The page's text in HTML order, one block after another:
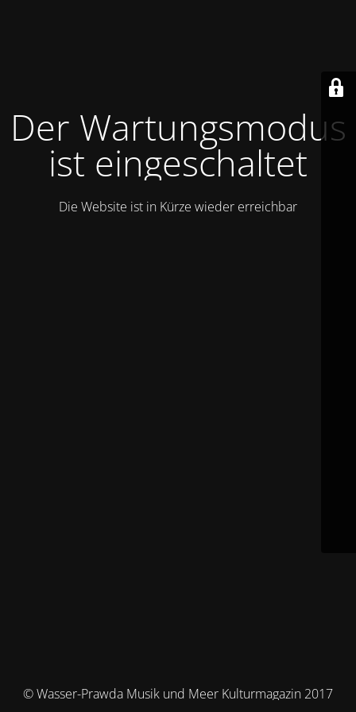
Der Wartungsmodus
ist eingeschaltet
Die Website ist in Kürze wieder erreichbar
© Wasser-Prawda Musik und Meer Kulturmagazin 2017